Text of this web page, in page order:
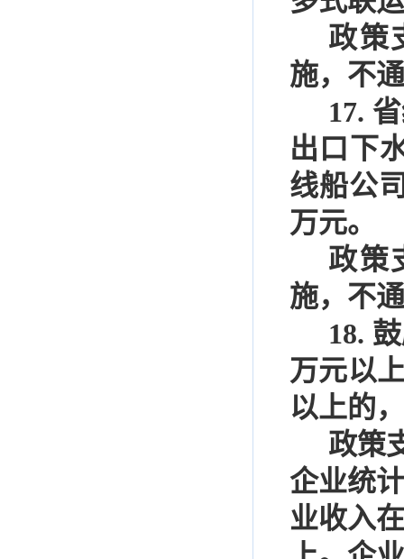
政策
施，不
17.
出口下
线船公
万元。
政策
施，不
18.
万元以
以上的
政策
企业统
业收入在